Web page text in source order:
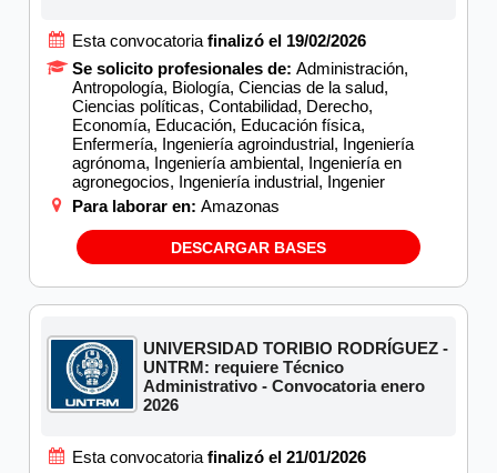
Esta convocatoria finalizó el 19/02/2026
Se solicito profesionales de: Administración,
Antropología, Biología, Ciencias de la salud,
Ciencias políticas, Contabilidad, Derecho,
Economía, Educación, Educación física,
Enfermería, Ingeniería agroindustrial, Ingeniería
agrónoma, Ingeniería ambiental, Ingeniería en
agronegocios, Ingeniería industrial, Ingenier
Para laborar en: Amazonas
DESCARGAR BASES
UNIVERSIDAD TORIBIO RODRÍGUEZ -
UNTRM: requiere Técnico
Administrativo - Convocatoria enero
2026
Esta convocatoria finalizó el 21/01/2026